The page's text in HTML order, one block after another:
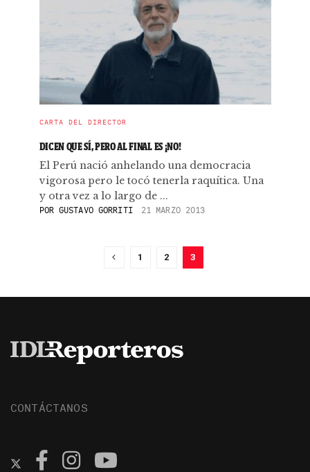
CARTA DEL DIRECTOR
DICEN QUE SÍ, PERO AL FINAL ES ¡NO!
El Perú nació anhelando una democracia
vigorosa pero le tocó tenerla raquítica. Una
y otra vez a lo largo de ...
POR GUSTAVO GORRITI 21 MARZO 2013
1 2 3
CONTÁCTANOS